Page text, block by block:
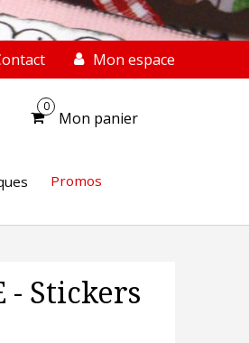
Mon espace
0
Mon panier
Promos
- Stickers